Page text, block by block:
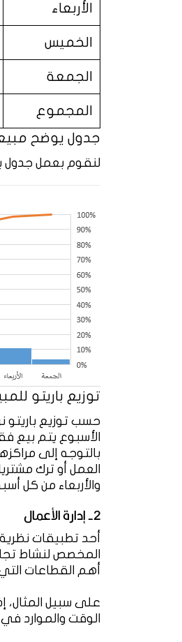
الأربعاء
الخميس
الجمعة
المجموع
جدول يوضح
لنقوم بعمل جدول
توزيع باريتو
بالتوجه إلى
العمل أو ترك
والأربعاء من كل
2- إدارة الأعمال
أهم القطاعات التي
على سبيل المثال،
الوقت والموارد في